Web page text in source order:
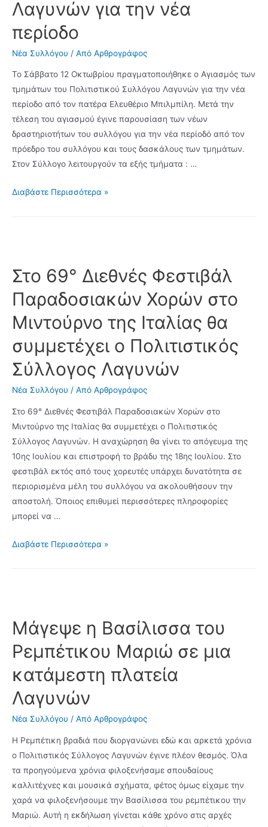
Λαγυνών για την νέα
περίοδο
Νέα Συλλόγου / Από Αρθρογράφος
Το Σάββατο 12 Οκτωβρίου πραγματοποιήθηκε ο Αγιασμός των
τμημάτων του Πολιτιστικού Συλλόγου Λαγυνών για την νέα
περίοδο από τον πατέρα Ελευθέριο Μπιλμπίλη. Μετά την
τέλεση του αγιασμού έγινε παρουσίαση των νέων
δραστηριοτήτων του συλλόγου για την νέα περίοδό από τον
πρόεδρο του συλλόγου και τους δασκάλους των τμημάτων.
Στον Σύλλογο λειτουργούν τα εξής τμήματα : …
Το
Αγιασμός
των
τμημάτων
του
Πολιτιστικού
Συλλόγου
Λαγυνών
για
νέα
περίοδο
Διαβάστε Περισσότερα »
Στο 69° Διεθνές Φεστιβάλ
Παραδοσιακών Χορών στο
Μιντούρνο της Ιταλίας θα
συμμετέχει ο Πολιτιστικός
Σύλλογος Λαγυνών
Νέα Συλλόγου / Από Αρθρογράφος
Στο 69° Διεθνές Φεστιβάλ Παραδοσιακών Χορών στο
Μιντούρνο της Ιταλίας θα συμμετέχει ο Πολιτιστικός
Σύλλογος Λαγυνών. Η αναχώρηση θα γίνει το απόγευμα της
10ης Ιουλίου και επιστροφή το βράδυ της 18ης Ιουλίου. Στο
φεστιβάλ εκτός από τους χορευτές υπάρχει δυνατότητα σε
περιορισμένα μέλη του συλλόγου να ακολουθήσουν την
αποστολή. Όποιος επιθυμεί περισσότερες πληροφορίες
μπορεί να …
Στο
Χορών
στο
Μιντούρνο
Ιταλίας
θα
συμμετέχει
ο
Πολιτιστικός
Σύλλογος
Λαγυνών
Διαβάστε Περισσότερα »
Μάγεψε η Βασίλισσα του
Ρεμπέτικου Μαριώ σε μια
κατάμεστη πλατεία
Λαγυνών
Νέα Συλλόγου / Από Αρθρογράφος
Η Ρεμπέτικη βραδιά που διοργανώνει εδώ και αρκετά χρόνια
ο Πολιτιστικός Σύλλογος Λαγυνών έγινε πλέον θεσμός. Όλα
τα προηγούμενα χρόνια φιλοξενήσαμε σπουδαίους
καλλιτέχνες και μουσικά σχήματα, φέτος όμως είχαμε την
χαρά να φιλοξενήσουμε την Βασίλισσα του ρεμπέτικου την
Μαριώ. Αυτή η εκδήλωση γίνεται κάθε χρόνο στις αρχές